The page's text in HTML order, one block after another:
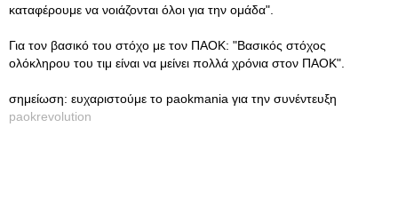
καταφέρουμε να νοιάζονται όλοι για την ομάδα".
Για τον βασικό του στόχο με τον ΠΑΟΚ: "Βασικός στόχος
ολόκληρου του τιμ είναι να μείνει πολλά χρόνια στον ΠΑΟΚ".
σημείωση: ευχαριστούμε το paokmania για την συνέντευξη
paokrevolution